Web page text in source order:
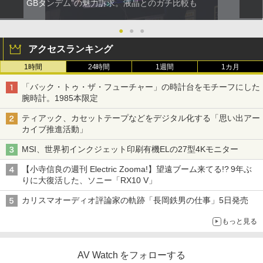
GBタンデム”の魅力訴求。液晶とのガチ比較も
● ● ●
アクセスランキング
1時間 24時間 1週間 1カ月
「バック・トゥ・ザ・フューチャー」の時計台をモチーフにした
腕時計。1985本限定
ティアック、カセットテープなどをデジタル化する「思い出アー
カイブ推進活動」
MSI、世界初インクジェット印刷有機ELの27型4Kモニター
【小寺信良の週刊 Electric Zooma!】望遠ブーム来てる!? 9年ぶ
りに大復活した、ソニー「RX10 V」
カリスマオーディオ評論家の軌跡「長岡鉄男の仕事」5日発売
もっと見る
AV Watch をフォローする